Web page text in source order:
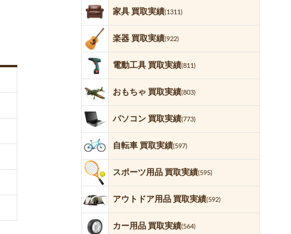
家具 買取実績(1311)
楽器 買取実績(922)
電動工具 買取実績(811)
おもちゃ 買取実績(803)
パソコン 買取実績(773)
自転車 買取実績(597)
スポーツ用品 買取実績(595)
アウトドア用品 買取実績(592)
カー用品 買取実績(564)